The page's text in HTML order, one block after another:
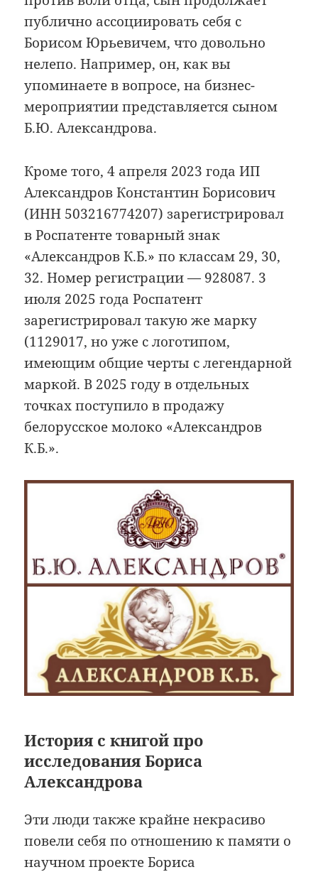
публично ассоциировать себя с
Борисом Юрьевичем, что довольно
нелепо. Например, он, как вы
упоминаете в вопросе, на бизнес-
мероприятии представляется сыном
Б.Ю. Александрова.
Кроме того, 4 апреля 2023 года ИП
Александров Константин Борисович
(ИНН 503216774207) зарегистрировал
в Роспатенте товарный знак
«Александров К.Б.» по классам 29, 30,
32. Номер регистрации — 928087. 3
июля 2025 года Роспатент
зарегистрировал такую же марку
(1129017, но уже с логотипом,
имеющим общие черты с легендарной
маркой. В 2025 году в отдельных
точках поступило в продажу
белорусское молоко «Александров
К.Б.».
История с книгой про
исследования Бориса
Александрова
Эти люди также крайне некрасиво
повели себя по отношению к памяти о
научном проекте Бориса